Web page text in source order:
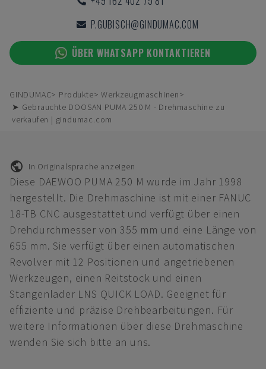
P.GUBISCH@GINDUMAC.COM
ÜBER WHATSAPP KONTAKTIEREN
GINDUMAC Produkte
Werkzeugmaschinen
➤ Gebrauchte DOOSAN PUMA 250 M - Drehmaschine zu
verkaufen | gindumac.com
In Originalsprache anzeigen
Diese DAEWOO PUMA 250 M wurde im Jahr 1998
hergestellt. Die Drehmaschine ist mit einer FANUC
18-TB CNC ausgestattet und verfügt über einen
Drehdurchmesser von 355 mm und eine Länge von
655 mm. Sie verfügt über einen automatischen
Revolver mit 12 Positionen und angetriebenen
Werkzeugen, einen Reitstock und einen
Stangenlader LNS QUICK LOAD. Geeignet für
effiziente und präzise Drehbearbeitungen. Für
weitere Informationen über diese Drehmaschine
wenden Sie sich bitte an uns.